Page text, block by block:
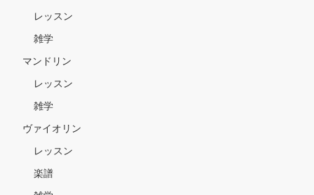
レッスン
雑学
マンドリン
レッスン
雑学
ヴァイオリン
レッスン
楽譜